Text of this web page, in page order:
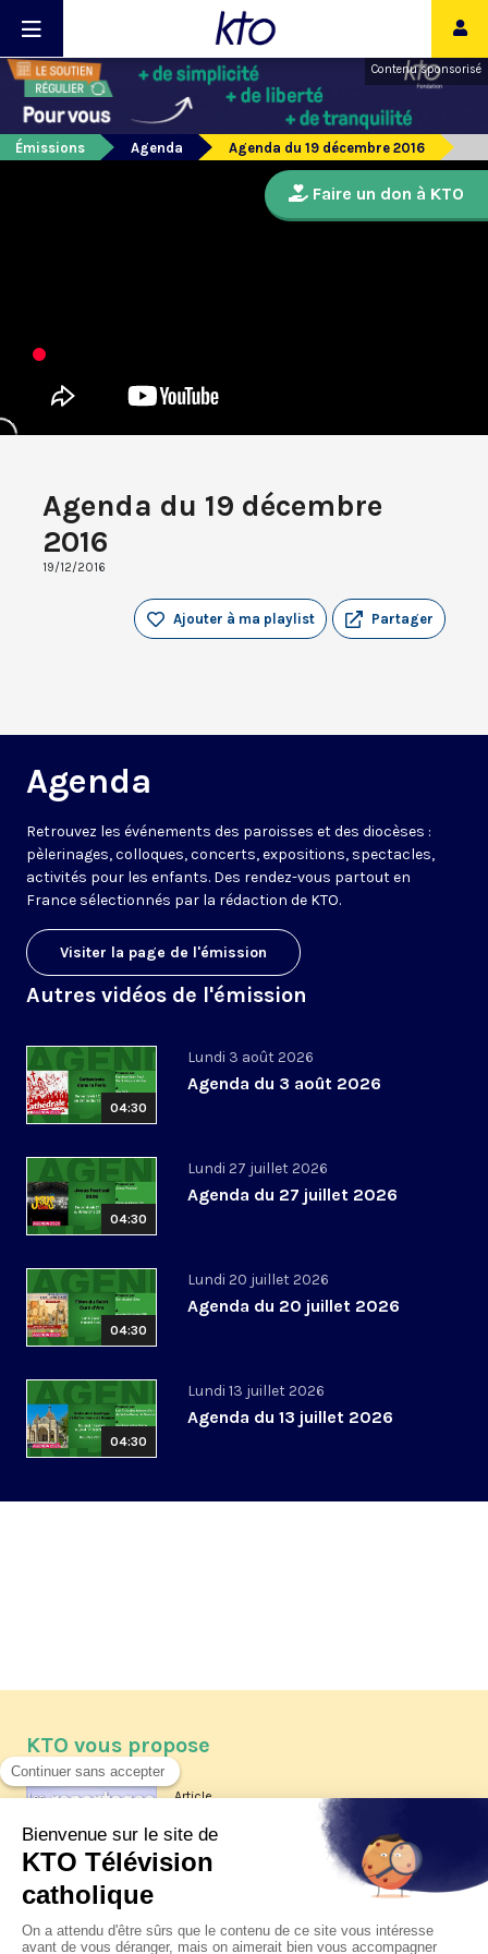
Contenu sponsorisé
Émissions Agenda Agenda du 19 décembre 2016
Agenda du 19 décembre
2016
19/12/2016
Partager
Ajouter à ma playlist
Agenda
Retrouvez les événements des paroisses et des diocèses :
pèlerinages, colloques, concerts, expositions, spectacles,
activités pour les enfants. Des rendez-vous partout en
France sélectionnés par la rédaction de KTO.
Visiter la page de l'émission
Autres vidéos de l'émission
04:30
Lundi 3 août 2026
Agenda du 3 août 2026
04:30
Lundi 27 juillet 2026
Agenda du 27 juillet 2026
04:30
Lundi 20 juillet 2026
Agenda du 20 juillet 2026
04:30
Lundi 13 juillet 2026
Agenda du 13 juillet 2026
Faire un don à KTO
KTO vous propose
Article
Les reportages d'été 2026 de KTO
La visite pastorale du pape Léon
XIV à Assise à suivre sur KTO le